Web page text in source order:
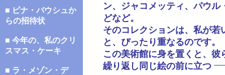
■ ピナ・バウシュか
らの招待状
■ 今年の、私のクリ
スマス・ケーキ
■ ラ・メゾン・デ
ン、ジャコメッティ、パウ
どなど。
そのコレクションは、私が
と、ぴったり重なるのです。
この美術館に身を置くと、
繰り返し同じ絵の前に立つ